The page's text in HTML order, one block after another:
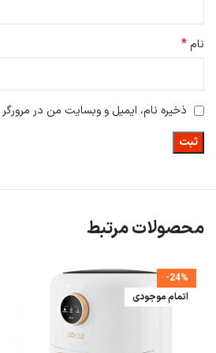
نام*
ذخیره نام، ایمیل و وبسایت من در
محصولات مرتبط
-24%
اتمام موجودی